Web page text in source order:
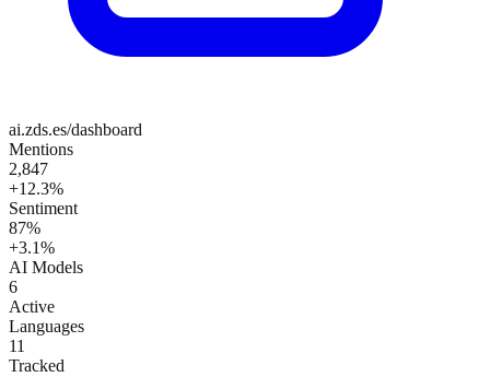
ai.zds.es/dashboard
Mentions
2,847
+12.3%
Sentiment
87%
+3.1%
AI Models
6
Active
Languages
11
Tracked